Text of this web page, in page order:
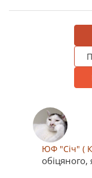
ЮФ "Січ" (